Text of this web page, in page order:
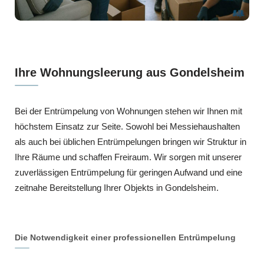
Ihre Wohnungsleerung aus Gondelsheim
Bei der Entrümpelung von Wohnungen stehen wir Ihnen mit
höchstem Einsatz zur Seite. Sowohl bei Messiehaushalten
als auch bei üblichen Entrümpelungen bringen wir Struktur in
Ihre Räume und schaffen Freiraum. Wir sorgen mit unserer
zuverlässigen Entrümpelung für geringen Aufwand und eine
zeitnahe Bereitstellung Ihrer Objekts in Gondelsheim.
Die Notwendigkeit einer professionellen Entrümpelung